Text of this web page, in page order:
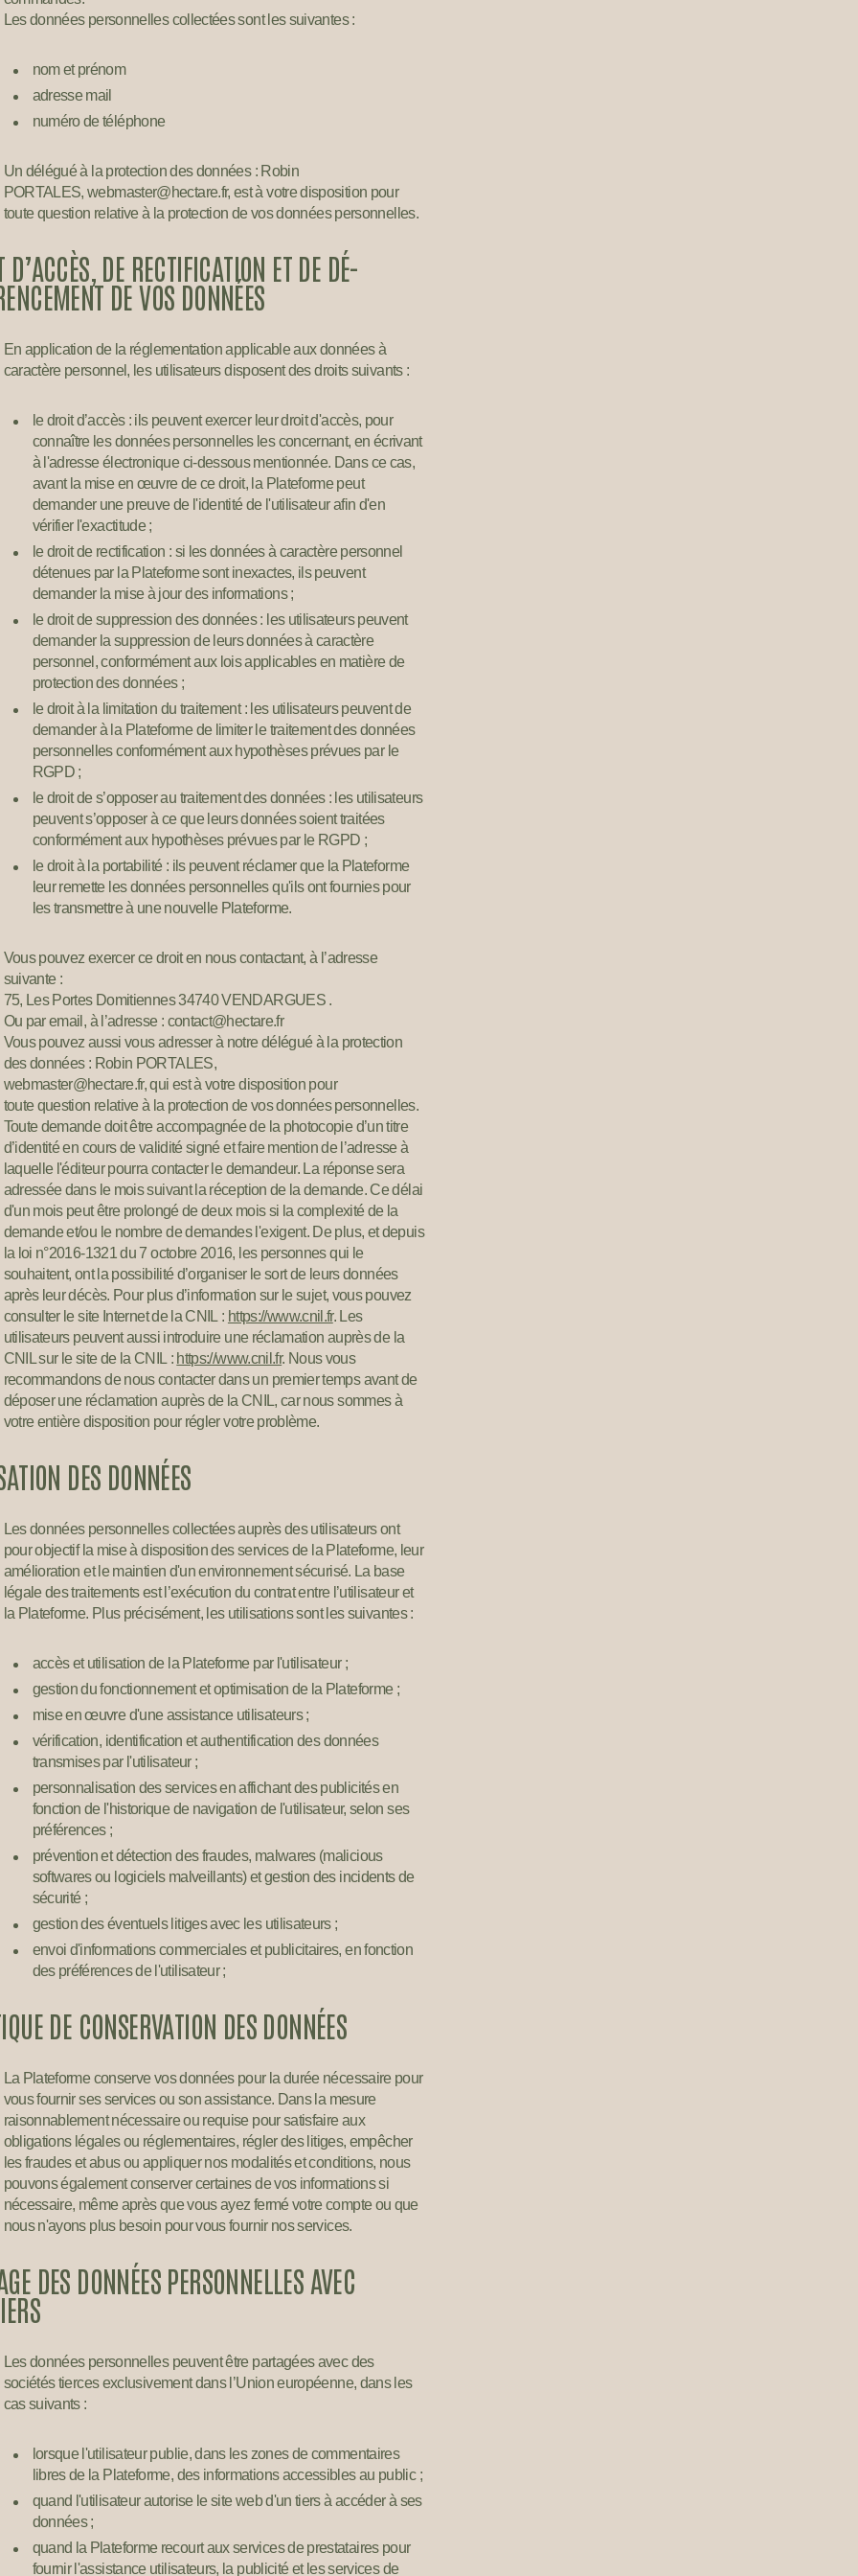
Les données personnelles collectées sont les suivantes :
nom et prénom
adresse mail
numéro de téléphone
Un délégué à la protection des données : Robin
PORTALES, webmaster@hectare.fr, est à votre disposition pour
toute question relative à la protection de vos données personnelles.
D’ACCÈS, DE RECTIFICATION ET DE DÉ-
DE VOS DONNÉES
En application de la réglementation applicable aux données à
caractère personnel, les utilisateurs disposent des droits suivants :
le droit d’accès : ils peuvent exercer leur droit d'accès, pour
connaître les données personnelles les concernant, en écrivant
à l'adresse électronique ci-dessous mentionnée. Dans ce cas,
avant la mise en œuvre de ce droit, la Plateforme peut
demander une preuve de l'identité de l'utilisateur afin d'en
vérifier l'exactitude ;
le droit de rectification : si les données à caractère personnel
détenues par la Plateforme sont inexactes, ils peuvent
demander la mise à jour des informations ;
le droit de suppression des données : les utilisateurs peuvent
demander la suppression de leurs données à caractère
personnel, conformément aux lois applicables en matière de
protection des données ;
le droit à la limitation du traitement : les utilisateurs peuvent de
demander à la Plateforme de limiter le traitement des données
personnelles conformément aux hypothèses prévues par le
RGPD ;
le droit de s’opposer au traitement des données : les utilisateurs
peuvent s’opposer à ce que leurs données soient traitées
conformément aux hypothèses prévues par le RGPD ;
le droit à la portabilité : ils peuvent réclamer que la Plateforme
leur remette les données personnelles qu'ils ont fournies pour
les transmettre à une nouvelle Plateforme.
Vous pouvez exercer ce droit en nous contactant, à l’adresse
suivante :
75, Les Portes Domitiennes 34740 VENDARGUES .
Ou par email, à l’adresse : contact@hectare.fr
Vous pouvez aussi vous adresser à notre délégué à la protection
des données : Robin PORTALES,
webmaster@hectare.fr, qui est à votre disposition pour
toute question relative à la protection de vos données personnelles.
Toute demande doit être accompagnée de la photocopie d’un titre
d’identité en cours de validité signé et faire mention de l’adresse à
laquelle l'éditeur pourra contacter le demandeur. La réponse sera
adressée dans le mois suivant la réception de la demande. Ce délai
d'un mois peut être prolongé de deux mois si la complexité de la
demande et/ou le nombre de demandes l'exigent. De plus, et depuis
la loi n°2016-1321 du 7 octobre 2016, les personnes qui le
souhaitent, ont la possibilité d’organiser le sort de leurs données
après leur décès. Pour plus d’information sur le sujet, vous pouvez
consulter le site Internet de la CNIL : https://www.cnil.fr. Les
utilisateurs peuvent aussi introduire une réclamation auprès de la
CNIL sur le site de la CNIL : https://www.cnil.fr. Nous vous
recommandons de nous contacter dans un premier temps avant de
déposer une réclamation auprès de la CNIL, car nous sommes à
votre entière disposition pour régler votre problème.
DES DONNÉES
Les données personnelles collectées auprès des utilisateurs ont
pour objectif la mise à disposition des services de la Plateforme, leur
amélioration et le maintien d'un environnement sécurisé. La base
légale des traitements est l’exécution du contrat entre l’utilisateur et
la Plateforme. Plus précisément, les utilisations sont les suivantes :
accès et utilisation de la Plateforme par l'utilisateur ;
gestion du fonctionnement et optimisation de la Plateforme ;
mise en œuvre d'une assistance utilisateurs ;
vérification, identification et authentification des données
transmises par l'utilisateur ;
personnalisation des services en affichant des publicités en
fonction de l'historique de navigation de l'utilisateur, selon ses
préférences ;
prévention et détection des fraudes, malwares (malicious
softwares ou logiciels malveillants) et gestion des incidents de
sécurité ;
gestion des éventuels litiges avec les utilisateurs ;
envoi d'informations commerciales et publicitaires, en fonction
des préférences de l'utilisateur ;
DE CONSERVATION DES DONNÉES
La Plateforme conserve vos données pour la durée nécessaire pour
vous fournir ses services ou son assistance. Dans la mesure
raisonnablement nécessaire ou requise pour satisfaire aux
obligations légales ou réglementaires, régler des litiges, empêcher
les fraudes et abus ou appliquer nos modalités et conditions, nous
pouvons également conserver certaines de vos informations si
nécessaire, même après que vous ayez fermé votre compte ou que
nous n'ayons plus besoin pour vous fournir nos services.
DES DONNÉES PERSONNELLES AVEC
Les données personnelles peuvent être partagées avec des
sociétés tierces exclusivement dans l’Union européenne, dans les
cas suivants :
lorsque l'utilisateur publie, dans les zones de commentaires
libres de la Plateforme, des informations accessibles au public ;
quand l'utilisateur autorise le site web d'un tiers à accéder à ses
données ;
quand la Plateforme recourt aux services de prestataires pour
fournir l'assistance utilisateurs, la publicité et les services de